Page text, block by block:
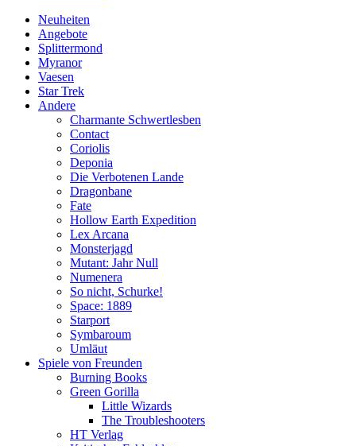
Neuheiten
Angebote
Splittermond
Myranor
Vaesen
Star Trek
Andere
Charmante Schwertlesben
Contact
Coriolis
Deponia
Die Verbotenen Lande
Dragonbane
Fate
Hollow Earth Expedition
Lex Arcana
Monsterjagd
Mutant: Jahr Null
Numenera
So nicht, Schurke!
Space: 1889
Starport
Symbaroum
Umläut
Spiele von Freunden
Burning Books
Green Gorilla
Little Wizards
The Troubleshooters
HT Verlag